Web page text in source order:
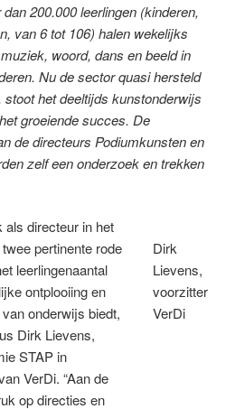
200.000 leerlingen (kinderen,
van 6 tot 106) halen wekelijks
woord, dans en beeld in
Nu de sector quasi hersteld
het deeltijds kunstonderwijs
groeiende succes. De
de directeurs Podiumkunsten en
zelf een onderzoek en trekken
Dirk
Lievens,
voorzitter
VerDi
als directeur in het
pertinente rode
leerlingenaantal
ontplooiing en
onderwijs biedt,
Dirk Lievens,
STAP in
VerDi. “Aan de
op directies en